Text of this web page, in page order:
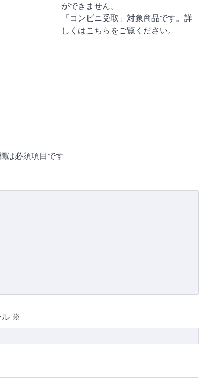
ができません。
「コンビニ受取」対象商品です。詳
しくはこちらをご覧ください。
は必須項目です
ル ※